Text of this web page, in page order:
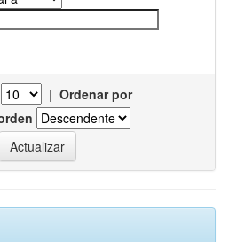
| Ordenar por